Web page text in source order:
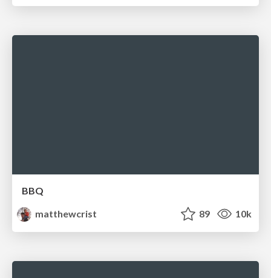
BBQ
matthewcrist
89 10k